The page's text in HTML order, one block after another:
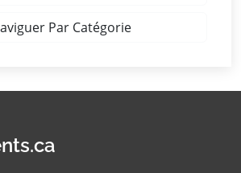
Par Catégorie